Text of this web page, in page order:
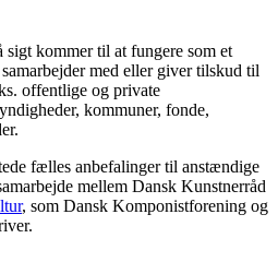
sigt kommer til at fungere som et
med eller giver tilskud til
offentlige og private
kommuner, fonde,
fælles anbefalinger til anstændige
mellem Dansk Kunstnerråd
, som Dansk Komponistforening og